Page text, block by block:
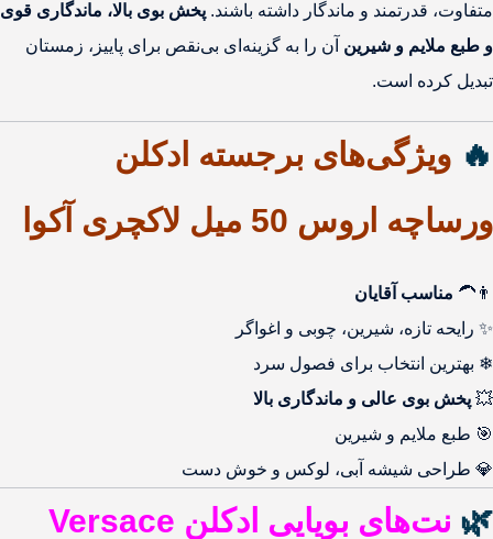
متفاوت، قدرتمند و ماندگار داشته باشند. پخش بوی بالا، ماندگاری قوی
و طبع ملایم و شیرین آن را به گزینه‌ای بی‌نقص برای پاییز، زمستان
تبدیل کرده است.
🔥 ویژگی‌های برجسته ادکلن
ورساچه اروس 50 میل لاکچری آکوا
👨‍🦱 مناسب آقایان
✨ رایحه تازه، شیرین، چوبی و اغواگر
❄ بهترین انتخاب برای فصول سرد
💥 پخش بوی عالی و ماندگاری بالا
🎯 طبع ملایم و شیرین
💎 طراحی شیشه آبی، لوکس و خوش دست
🌿 نت‌های بویایی ادکلن Versace